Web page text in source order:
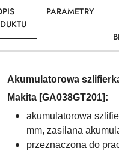
PARAMETRY
Akumulatorowa
Makita [GA038GT201]:
akumulatorowa
mm, zasilana
przeznaczona do